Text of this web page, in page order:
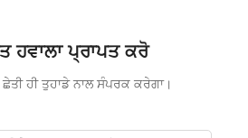
ਹਵਾਲਾ ਪ੍ਰਾਪਤ ਕਰੋ
ਛੇਤੀ ਹੀ ਤੁਹਾਡੇ ਨਾਲ ਸੰਪਰਕ ਕਰੇਗਾ।